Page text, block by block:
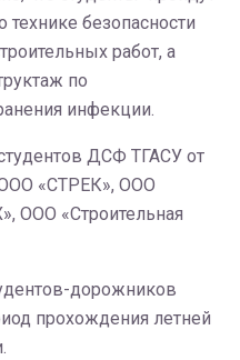
технике безопасности
работ, а
по
инфекции.
ДСФ ТГАСУ от
«СТРЕК», ООО
ООО «Строительная
дорожников
прохождения летней